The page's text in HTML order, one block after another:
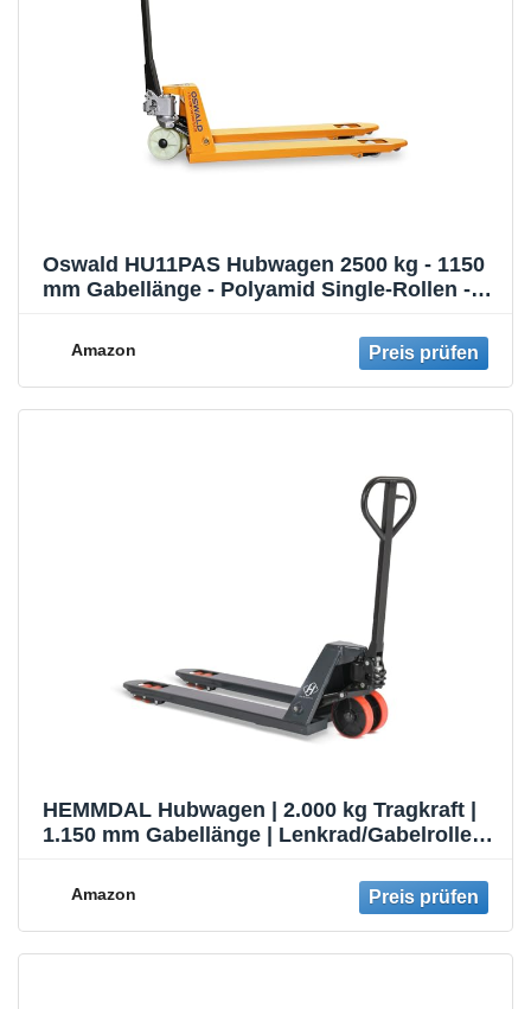
Oswald HU11PAS Hubwagen 2500 kg - 1150
mm Gabellänge - Polyamid Single-Rollen -
Palettenwagen
Amazon
HEMMDAL Hubwagen | 2.000 kg Tragkraft |
1.150 mm Gabellänge | Lenkrad/Gabelrolle
Gabelrollen | Palettenhubwagen
Amazon